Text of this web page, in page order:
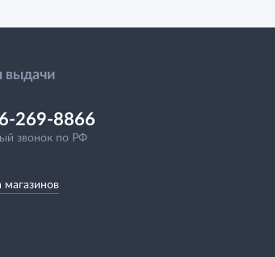
выдачи
269-8866
звонок по РФ
магазинов